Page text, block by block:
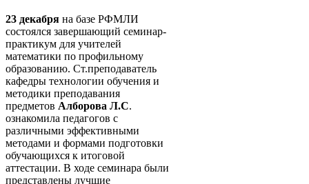
23 декабря на базе РФМЛИ
состоялся завершающий семинар-
практикум для учителей
математики по профильному
образованию. Ст.преподаватель
кафедры технологии обучения и
методики преподавания
предметов Алборова Л.С.
ознакомила педагогов с
различными эффективными
методами и формами подготовки
обучающихся к итоговой
аттестации. В ходе семинара были
представлены лучшие